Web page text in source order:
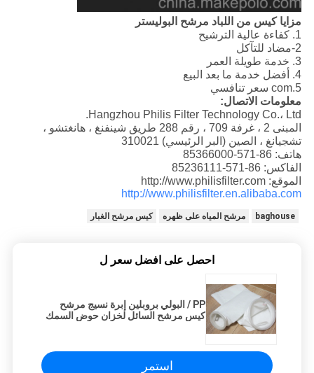
مزايا كيس من اللباد مرشح البوليستر
1. كفاءة عالية الترشيح
2-مضاد للتآكل
3. خدمة طويلة العمر
4. أفضل خدمة ما بعد البيع
5.com سعر تنافسي
معلومات الاتصال:
Hangzhou Philis Filter Technology Co.، Ltd.
المبنى 2 ، غرفة 709 ، رقم 288 طريق شينفنغ ، هانغتشو ،
تشجيانغ ، الصين (البر الرئيسي) 310021
هاتف: 86-571-85366000
الفاكس: 86-571-85236111
الموقع: http://www.philisfilter.com
http://www.philisfilter.en.alibaba.com
baghouse مرشح المياه على ظهره كيس مرشح الغبار
احصل على افضل سعر ل
PP / البولي بروبلين إبرة نسيج مرشح
كيس مرشح السائل لخزان حوض السمك
استمر